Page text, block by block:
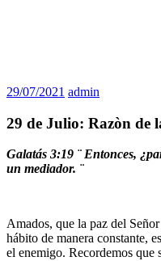
29/07/2021 admin
29 de Julio: Razòn de
Galatás 3:19 ¨ Entonces,
un mediador. ¨
Amados, que la paz del
hábito de manera constante,
el enemigo. Recordemos que